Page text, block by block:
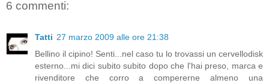
6 commenti:
Tatti 27 marzo 2009 alle ore 21:38
Bellino il cipino! Senti...nel caso tu lo trovassi un cervellodisk
esterno...mi dici subito subito dopo che l'hai preso, marca e
rivenditore che corro a compererne almeno una